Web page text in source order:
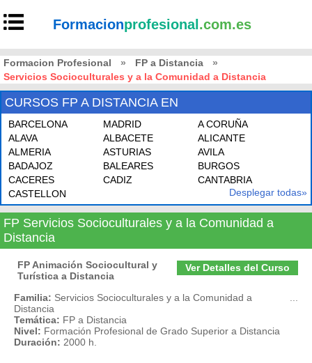
Formacionprofesional .com.es
Formacion Profesional » FP a Distancia
»
Servicios Socioculturales y a la Comunidad a Distancia
CURSOS FP A DISTANCIA EN
BARCELONA MADRID
A CORUÑA
ALAVA
ALBACETE
ALICANTE
ALMERIA
ASTURIAS
AVILA
BADAJOZ
BALEARES
BURGOS
CACERES
CADIZ
CANTABRIA
CASTELLON
Desplegar todas»
FP Servicios Socioculturales y a la Comunidad a
Distancia
Ver Detalles del Curso
FP Animación Sociocultural y
Turística a Distancia
Familia: Servicios Socioculturales y a la Comunidad a
Distancia
Temática: FP a Distancia
Nivel: Formación Profesional de Grado Superior a Distancia
Duración: 2000 h.